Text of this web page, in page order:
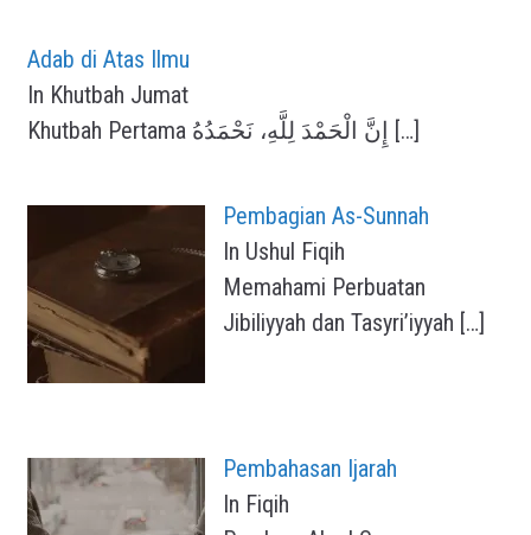
Adab di Atas Ilmu
In Khutbah Jumat
[…]
Pembagian As-Sunnah
In Ushul Fiqih
Memahami Perbuatan
Jibiliyyah dan Tasyri’iyyah […]
Pembahasan Ijarah
In Fiqih